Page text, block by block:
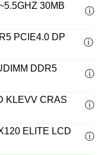
30MB
PCIE4.0 DP
DDR5
KLEVV CRAS
ELITE LCD